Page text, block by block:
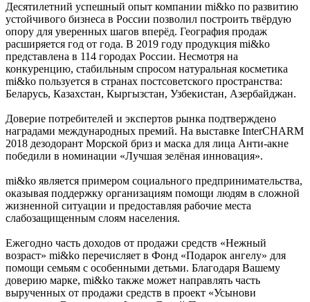
Десятилетний успешный опыт компании mi&ko по развитию
устойчивого бизнеса в России позволил построить твёрдую
опору для уверенных шагов вперёд. География продаж
расширяется год от года. В 2019 году продукция mi&ko
представлена в 114 городах России. Несмотря на
конкуренцию, стабильным спросом натуральная косметика
mi&ko пользуется в странах постсоветского пространства:
Беларусь, Казахстан, Кыргызстан, Узбекистан, Азербайджан.
Доверие потребителей и экспертов рынка подтверждено
наградами международных премий. На выставке InterCHARM
2018 дезодорант Морской бриз и маска для лица Анти-акне
победили в номинации «Лучшая зелёная инновация».
mi&ko является примером социального предпринимательства,
оказывая поддержку организациям помощи людям в сложной
жизненной ситуации и предоставляя рабочие места
слабозащищенным слоям населения.
Ежегодно часть доходов от продажи средств «Нежный
возраст» mi&ko перечисляет в Фонд «Подарок ангелу» для
помощи семьям с особенными детьми. Благодаря Вашему
доверию марке, mi&ko также может направлять часть
вырученных от продажи средств в проект «Усынови